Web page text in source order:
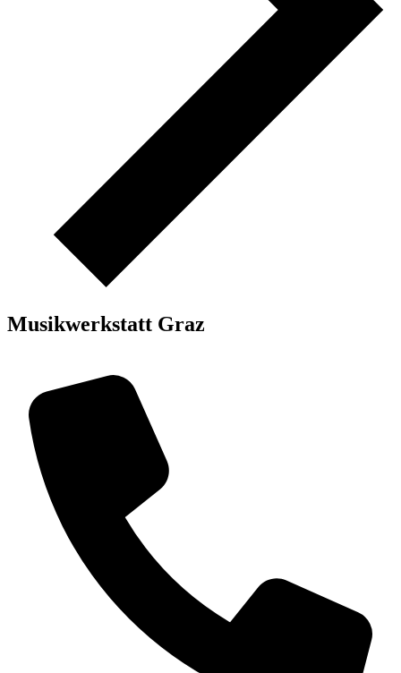
Musikwerkstatt Graz